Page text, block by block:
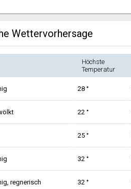
Wettervorhersage
Höchste
Temperatur
28 °
22 °
25 °
32 °
regnerisch 32 °